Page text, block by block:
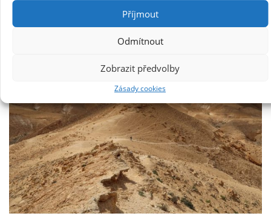
Příjmout
Odmítnout
Zobrazit předvolby
Zásady cookies
chybí a že se vůbec nebudeme zlobit až dokončíme
pouštní část.